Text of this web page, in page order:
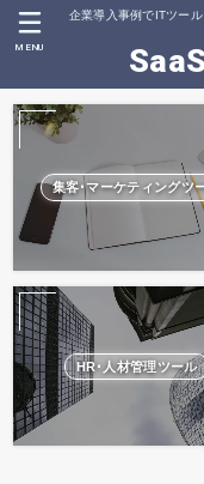
企業導入事例でITツー
MENU
集客･マーケティングツ
HR･人材管理ツール